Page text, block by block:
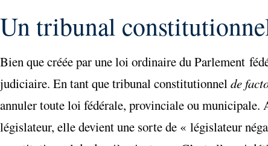
Un tribunal
Bien que créée par une loi ordinaire du Parlement
judiciaire. En tant que tribunal constitutionnelde
annuler toute loi fédérale, provinciale ou municipale.
législateur, elle devient une sorte de « législateur